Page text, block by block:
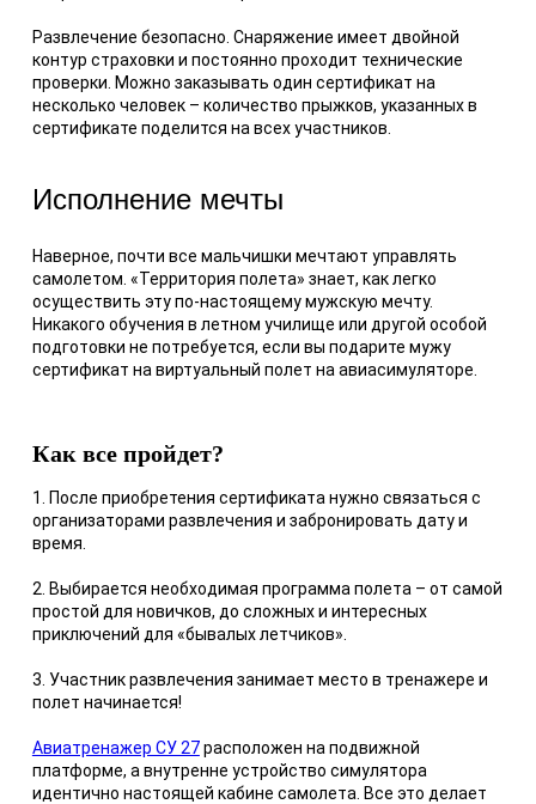
Развлечение безопасно. Снаряжение имеет двойной
контур страховки и постоянно проходит технические
проверки. Можно заказывать один сертификат на
несколько человек – количество прыжков, указанных в
сертификате поделится на всех участников.
Исполнение мечты
Наверное, почти все мальчишки мечтают управлять
самолетом. «Территория полета» знает, как легко
осуществить эту по-настоящему мужскую мечту.
Никакого обучения в летном училище или другой особой
подготовки не потребуется, если вы подарите мужу
сертификат на виртуальный полет на авиасимуляторе.
Как все пройдет?
1. После приобретения сертификата нужно связаться с
организаторами развлечения и забронировать дату и
время.
2. Выбирается необходимая программа полета – от самой
простой для новичков, до сложных и интересных
приключений для «бывалых летчиков».
3. Участник развлечения занимает место в тренажере и
полет начинается!
Авиатренажер СУ 27расположен на подвижной
платформе, а внутренне устройство симулятора
идентично настоящей кабине самолета. Все это делает